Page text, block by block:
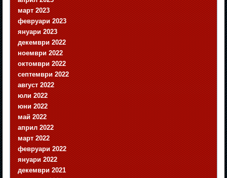
март 2023
февруари 2023
януари 2023
декември 2022
ноември 2022
октомври 2022
септември 2022
август 2022
юли 2022
юни 2022
май 2022
април 2022
март 2022
февруари 2022
януари 2022
декември 2021